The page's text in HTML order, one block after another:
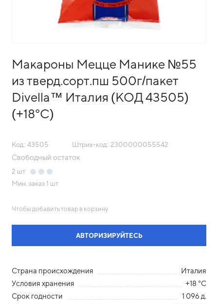
Макароны Мецце Манике №55
из тверд.сорт.пш 500г/пакет
Divella™ Италия (КОД 43505)
(+18°С)
Код: 43505 Штрих-код: 2300000055542
Свободный остаток
2 шт
Мин. заказ 1 шт
Чтобы добавить товар в корзину
АВТОРИЗИРУЙТЕСЬ
Страна происхождения
Италия
Условия хранения
+18 °С
Срок годности
1 096 д.